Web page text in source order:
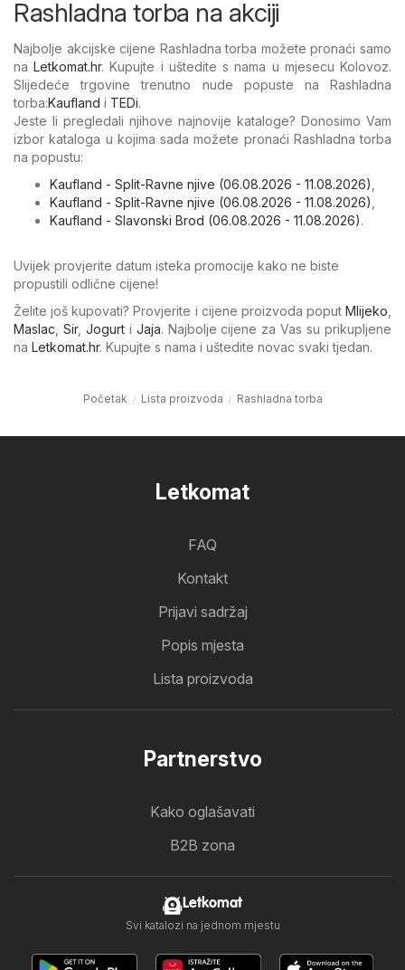
Rashladna torba na akciji
Najbolje akcijske cijene Rashladna torba možete pronaći samo
naLetkomat.hr. Kupujte i uštedite s nama u mjesecu Kolovoz.
Slijedeće trgovine trenutno nude popuste na Rashladna
torba:Kaufland i TEDi.
Jeste li pregledali njihove najnovije kataloge? Donosimo Vam
izbor kataloga u kojima sada možete pronaći Rashladna torba
na popustu:
Kaufland - Split-Ravne njive (06.08.2026 - 11.08.2026)
Kaufland - Split-Ravne njive (06.08.2026 - 11.08.2026)
Kaufland - Slavonski Brod (06.08.2026 - 11.08.2026).
Uvijek provjerite datum isteka promocije kako ne biste
propustili odlične cijene!
Želite još kupovati? Provjerite i cijene proizvoda poput Mlijeko
Maslac Sir, Jogurti Jaja. Najbolje cijene za Vas su prikupljene
na Letkomat.hr. Kupujte s nama i uštedite novac svaki tjedan.
Početak Lista proizvoda Rashladna torba
Letkomat
FAQ
Kontakt
Prijavi sadržaj
Popis mjesta
Lista proizvoda
Partnerstvo
Kako oglašavati
B2B zona
Letkomat
Svi katalozi na jednom mjestu